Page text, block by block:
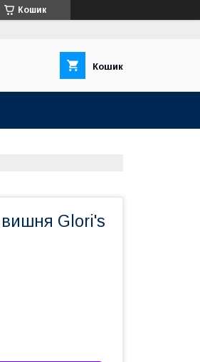
Кошик
Кошик
Glori's